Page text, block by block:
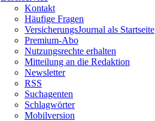
Kontakt
Häufige Fragen
VersicherungsJournal als Startseite
Premium-Abo
Nutzungsrechte erhalten
Mitteilung an die Redaktion
Newsletter
RSS
Suchagenten
Schlagwörter
Mobilversion